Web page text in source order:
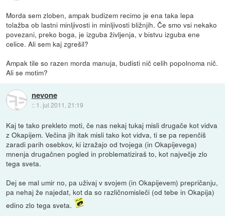
Morda sem zloben, ampak budizem recimo je ena taka lepa
tolažba ob lastni minljivosti in minljivosti bližnjih. Če smo vsi nekako
povezani, preko boga, je izguba življenja, v bistvu izguba ene
celice. Ali sem kaj zgrešil?
Ampak tile so razen morda manuja, budisti nič celih popolnoma nič.
Ali se motim?
nevone
:: 1. jul 2011, 21:19
Kaj te tako prekleto moti, če nas nekaj tukaj misli drugače kot vidva
z Okapijem. Večina jih itak misli tako kot vidva, ti se pa repenčiš
zaradi parih osebkov, ki izražajo od tvojega (in Okapijevega)
mnenja drugačnen pogled in problematiziraš to, kot največje zlo
tega sveta.
Dej se mal umir no, pa uživaj v svojem (in Okapijevem) prepričanju,
pa nehaj že najedat, kot da so različnomisleči (od tebe in Okapija)
edino zlo tega sveta.